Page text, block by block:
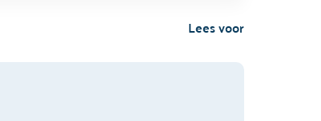
Lees voor